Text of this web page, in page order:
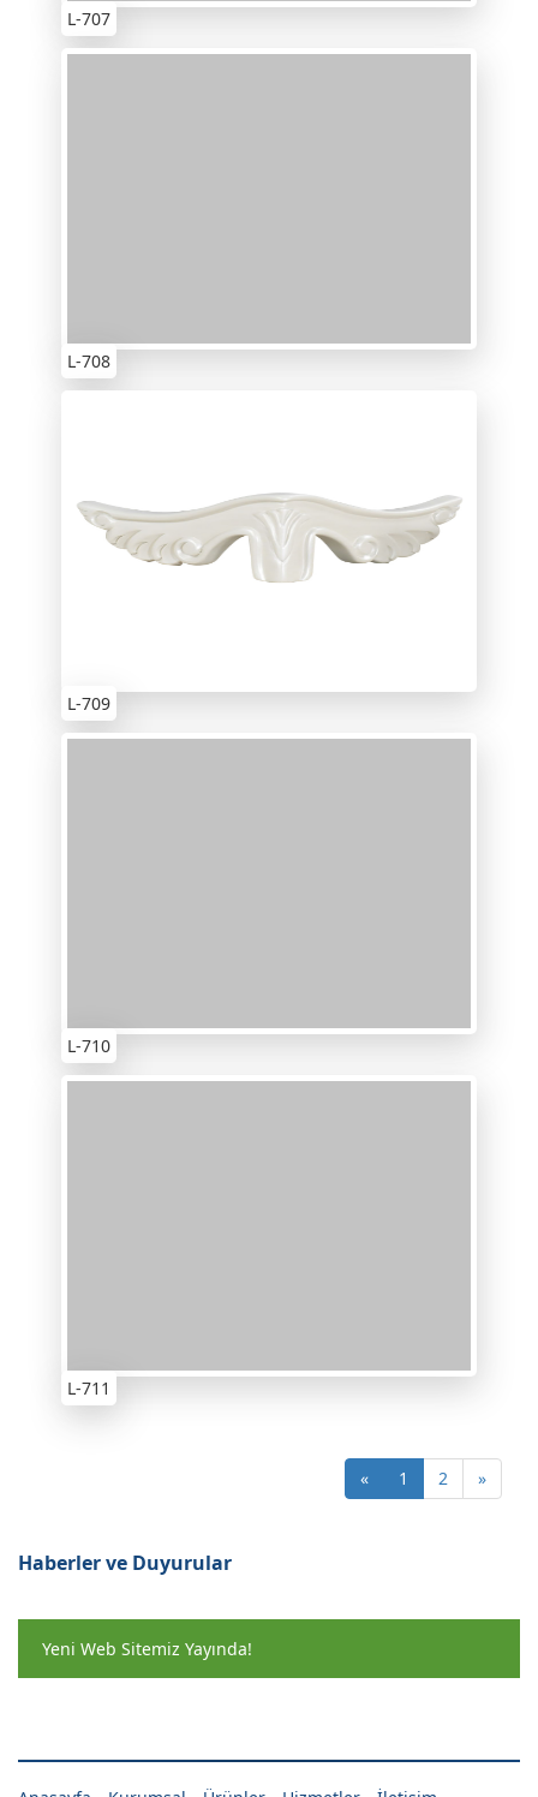
L-707
L-708
L-709
L-710
L-711
« 1 2 »
Haberler ve Duyurular
Yeni Web Sitemiz Yayında!